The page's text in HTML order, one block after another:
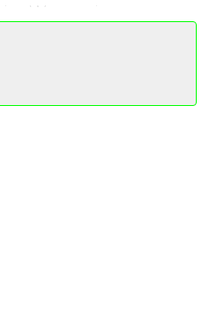
w Warszawie oraz we
kino i muzykę – oba